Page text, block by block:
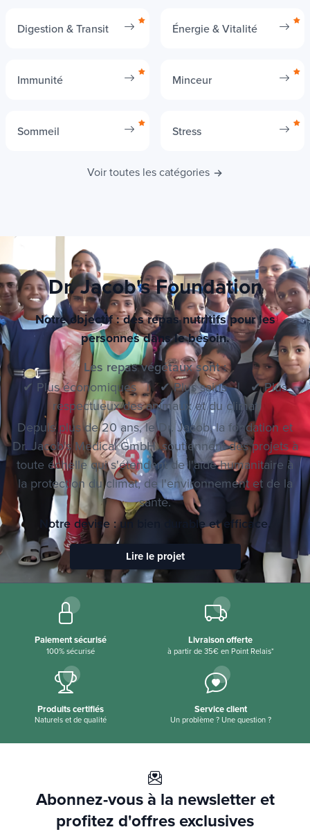
Digestion & Transit Énergie & Vitalité
Immunité Minceur
Sommeil Stress
Voir toutes les catégories
Dr. Jacob's Foundation
Notre objectif : des repas nutritifs pour les
personnes dans le besoin.
Les repas végétaux sont :
✔ Plus économiques | ✔ Plus sains | ✔ Plus
respectueux des animaux et du climat
Depuis plus de 20 ans, le Dr. Jacob, la fondation et
Dr. Jacob's Medical GmbH, soutiennent des projets à
toute échelle qui s'étendent de l'aide humanitaire à
la protection du climat, de l'environnement et de la
santé.
Notre devise : un bien durable et efficace.
Lire le projet
Paiement sécurisé
100% sécurisé
Livraison offerte
à partir de 35€ en Point Relais*
Produits certifiés
Naturels et de qualité
Service client
Un problème ? Une question ?
Abonnez-vous à la newsletter et
profitez d'offres exclusives